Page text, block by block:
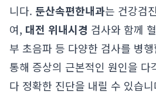
니다. 둔산속편한내과는 건강검
여, 대전 위내시경 검사와 함께
부 초음파 등 다양한 검사를 병
통해 증상의 근본적인 원인을 다
다 정확한 진단을 내릴 수 있습